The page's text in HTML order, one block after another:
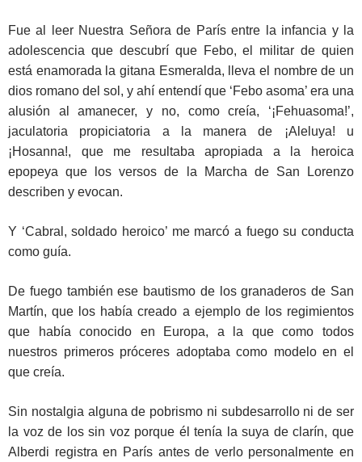
Fue al leer Nuestra Señora de París entre la infancia y la
adolescencia que descubrí que Febo, el militar de quien
está enamorada la gitana Esmeralda, lleva el nombre de un
dios romano del sol, y ahí entendí que ‘Febo asoma’ era una
alusión al amanecer, y no, como creía, ‘¡Fehuasoma!’,
jaculatoria propiciatoria a la manera de ¡Aleluya! u
¡Hosanna!, que me resultaba apropiada a la heroica
epopeya que los versos de la Marcha de San Lorenzo
describen y evocan.
Y ‘Cabral, soldado heroico’ me marcó a fuego su conducta
como guía.
De fuego también ese bautismo de los granaderos de San
Martín, que los había creado a ejemplo de los regimientos
que había conocido en Europa, a la que como todos
nuestros primeros próceres adoptaba como modelo en el
que creía.
Sin nostalgia alguna de pobrismo ni subdesarrollo ni de ser
la voz de los sin voz porque él tenía la suya de clarín, que
Alberdi registra en París antes de verlo personalmente en